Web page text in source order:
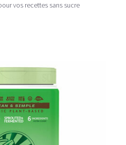
vos recettes sans sucre